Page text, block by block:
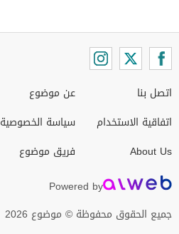
اتصل بنا
اتفاقية الاستخدام
About Us
عن موضوع
سياسة الخصوصية
فريق موضوع
Powered by
جميع الحقوق محفوظة © موضوع 2026